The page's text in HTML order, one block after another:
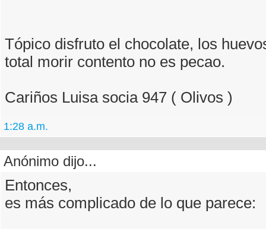
Tópico disfruto el chocolate, los
total morir contento no es pecao.
Cariños Luisa socia 947 ( Olivos )
1:28 a.m.
Anónimo dijo...
Entonces,
es más complicado de lo que parece: